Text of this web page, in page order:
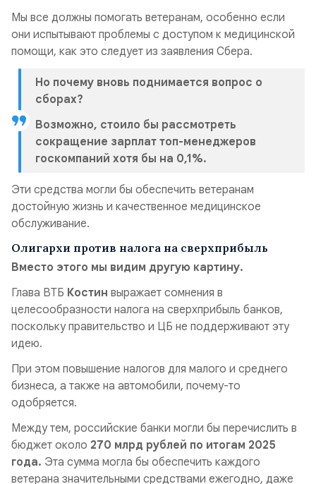
Мы все должны помогать ветеранам, особенно если
они испытывают проблемы с доступом к медицинской
помощи, как это следует из заявления Сбера.
Но почему вновь поднимается вопрос о
сборах?
Возможно, стоило бы рассмотреть
сокращение зарплат топ-менеджеров
госкомпаний хотя бы на 0,1%.
Эти средства могли бы обеспечить ветеранам
достойную жизнь и качественное медицинское
обслуживание.
Олигархи против налога на сверхприбыль
Вместо этого мы видим другую картину.
Глава ВТБ Костин выражает сомнения в
целесообразности налога на сверхприбыль банков,
поскольку правительство и ЦБ не поддерживают эту
идею.
При этом повышение налогов для малого и среднего
бизнеса, а также на автомобили, почему-то
одобряется.
Между тем, российские банки могли бы перечислить в
бюджет около 270 млрд рублей по итогам 2025
года. Эта сумма могла бы обеспечить каждого
ветерана значительными средствами ежегодно, даже